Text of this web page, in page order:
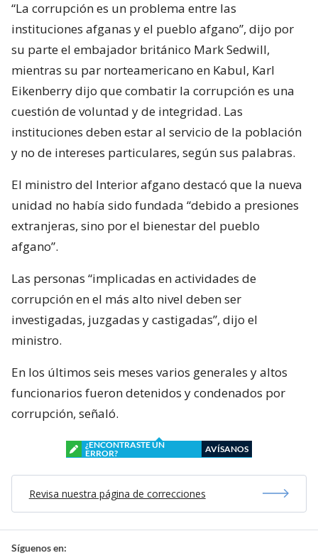
“La corrupción es un problema entre las
instituciones afganas y el pueblo afgano”, dijo por
su parte el embajador británico Mark Sedwill,
mientras su par norteamericano en Kabul, Karl
Eikenberry dijo que combatir la corrupción es una
cuestión de voluntad y de integridad. Las
instituciones deben estar al servicio de la población
y no de intereses particulares, según sus palabras.
El ministro del Interior afgano destacó que la nueva
unidad no había sido fundada “debido a presiones
extranjeras, sino por el bienestar del pueblo
afgano”.
Las personas “implicadas en actividades de
corrupción en el más alto nivel deben ser
investigadas, juzgadas y castigadas”, dijo el
ministro.
En los últimos seis meses varios generales y altos
funcionarios fueron detenidos y condenados por
corrupción, señaló.
¿ENCONTRASTE UN
ERROR?
AVÍSANOS
Revisa nuestra página de correcciones
Síguenos en: